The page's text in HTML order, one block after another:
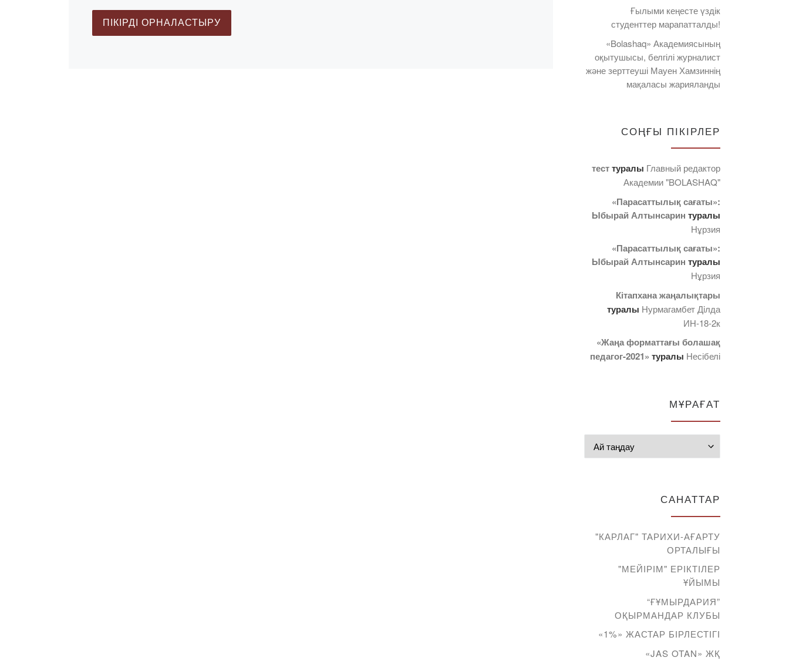
Ғылыми кеңесте үздік
студенттер марапатталды!
«Bolashaq» Академиясының
оқытушысы, белгілі журналист
және зерттеуші Мауен Хамзиннің
мақаласы жарияланды
СОҢҒЫ ПІКІРЛЕР
тесттуралы Главный редактор
Академии "BOLASHAQ"
«Парасаттылық сағаты»:
Ыбырай Алтынсарин туралы
Нұрзия
«Парасаттылық сағаты»:
Ыбырай Алтынсарин туралы
Нұрзия
Кітапхана жаңалықтары
туралы Нурмагамбет Дiлда
ИН-18-2к
«Жаңа форматтағы болашақ
педагог-2021» туралы Несібелі
МҰРАҒАТ
САНАТТАР
"КАРЛАГ" ТАРИХИ-АҒАРТУ
ОРТАЛЫҒЫ
"МЕЙІРІМ" ЕРІКТІЛЕР
ҰЙЫМЫ
“ҒҰМЫРДАРИЯ”
ОҚЫРМАНДАР КЛУБЫ
«1%» ЖАСТАР БІРЛЕСТІГІ
«JAS OTAN» ЖҚ